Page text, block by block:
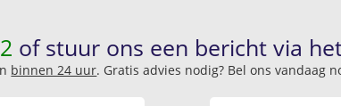
of stuur ons een bericht via
binnen 24 uur. Gratis advies nodig? Bel ons vandaag